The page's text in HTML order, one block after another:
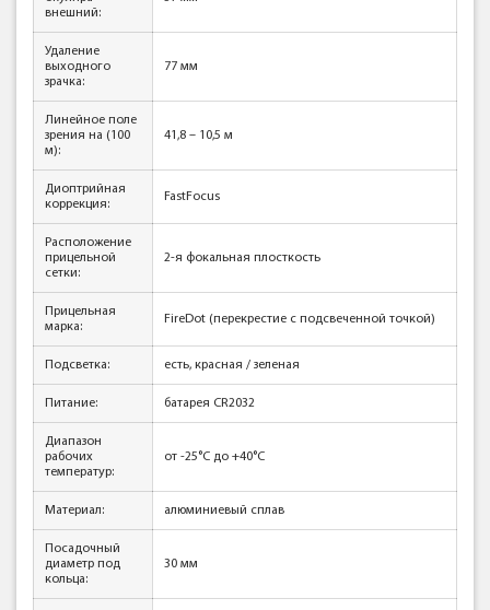
внешний:
Удаление
выходного
зрачка:
77 мм
Линейное поле
зрения на (100
м):
41,8 – 10,5 м
Диоптрийная
коррекция:
FastFocus
Расположение
прицельной
сетки:
2-я фокальная плосткость
Прицельная
марка:
FireDot (перекрестие с подсвеченной точкой)
Подсветка: есть, красная / зеленая
Питание: батарея CR2032
Диапазон
рабочих
температур:
от -25°С до +40°С
Материал: алюминиевый сплав
Посадочный
диаметр под
кольца:
30 мм